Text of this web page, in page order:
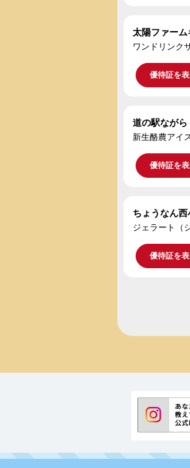
太陽ファー
ワンドリンク
優待証を
道の駅ながら
新生酪農アイ
優待証を
ちょうなん
ジェラート（
優待証を